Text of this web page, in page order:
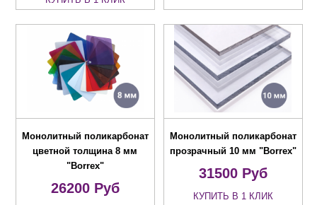
Монолитный поликарбонат
цветной толщина 8 мм
"Borrex"
26200Руб
Монолитный поликарбонат
прозрачный 10 мм "Borrex"
31500Руб
КУПИТЬ В 1 КЛИК